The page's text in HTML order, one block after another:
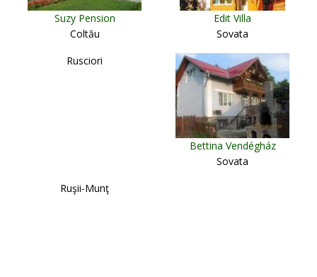
Suzy Pension
Coltău
Edit Villa
Sovata
Rusciori
Bettina Vendégház
Sovata
Ruşii-Munţ